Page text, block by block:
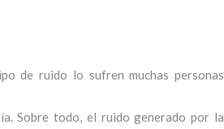
de ruido lo sufren muchas personas
Sobre todo, el ruido generado por la